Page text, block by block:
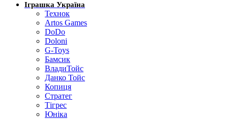
Іграшка Україна
Технок
Artos Games
DoDo
Doloni
G-Toys
Бамсик
ВладиТойс
Данко Тойс
Копиця
Стратег
Тігрес
Юніка